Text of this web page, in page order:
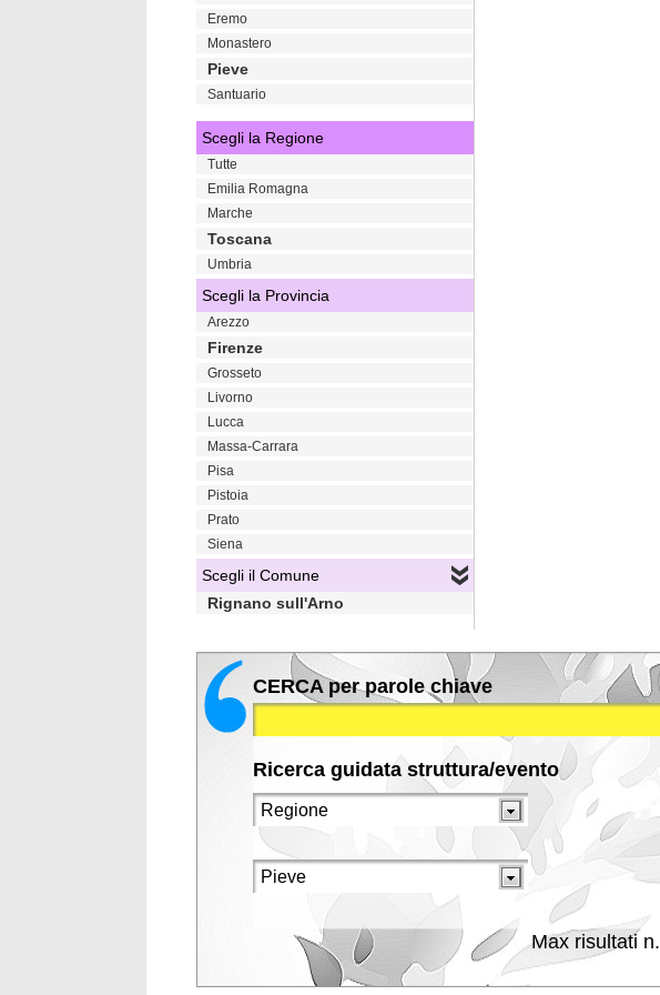
Eremo
Monastero
Pieve
Santuario
Scegli la Regione
Tutte
Emilia Romagna
Marche
Toscana
Umbria
Scegli la Provincia
Arezzo
Firenze
Grosseto
Livorno
Lucca
Massa-Carrara
Pisa
Pistoia
Prato
Siena
Scegli il Comune
Rignano sull'Arno
CERCA per parole chiave
Ricerca guidata struttura/evento
Max risultati n.